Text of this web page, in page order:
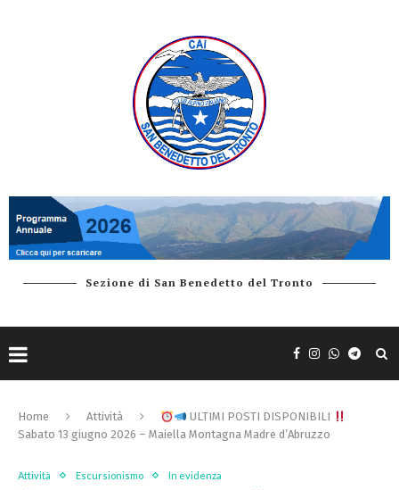
Sezione di San Benedetto del Tronto
Home Attività
ULTIMI POSTI DISPONIBILI
Sabato 13 giugno 2026 – Maiella Montagna Madre d’Abruzzo
Attività Escursionismo In evidenza